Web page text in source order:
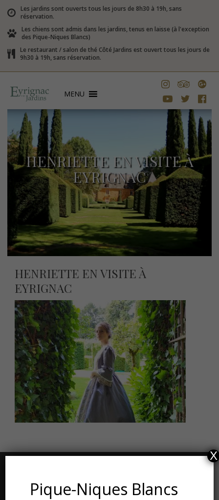
Les jardins sont ouverts tous les jours de 8h30 à 19h, sans
réservation.
Les chiens sont admis dans les jardins, tenus en laisse (à l'exception
des Pique-Niques Blancs)
Le restaurant / salon de thé Côté Jardins est ouvert tous les jours de
9h30 à 19h, sans réservation.
MENU
HENRIETTE EN VISITE À
EYRIGNAC
HENRIETTE EN VISITE À
EYRIGNAC
Pique-Niques Blancs
X